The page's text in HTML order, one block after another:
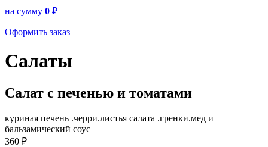
на сумму 0 ₽
Оформить заказ
Салаты
Салат с печенью и томатами
куриная печень .черри.листья салата .гренки.мед и
бальзамический соус
360 ₽